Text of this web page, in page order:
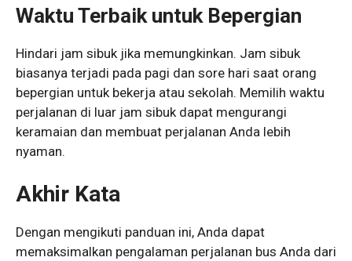
Waktu Terbaik untuk Bepergian
Hindari jam sibuk jika memungkinkan. Jam sibuk
biasanya terjadi pada pagi dan sore hari saat orang
bepergian untuk bekerja atau sekolah. Memilih waktu
perjalanan di luar jam sibuk dapat mengurangi
keramaian dan membuat perjalanan Anda lebih
nyaman.
Akhir Kata
Dengan mengikuti panduan ini, Anda dapat
memaksimalkan pengalaman perjalanan bus Anda dari